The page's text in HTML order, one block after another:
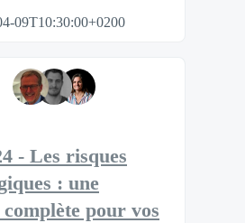
09T10:30:00+0200
- Les risques
: une
pour vos